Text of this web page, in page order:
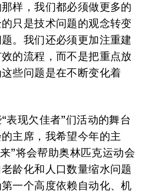
样，我们都必须做更多的
只是技术问题的观念转变
。我们还必须更加注重建
的流程，而不是把重点放
些问题是在不断变化着
表现欠佳者”们活动的舞台
主席，我希望今年的主
”将会帮助奥林匹克运动会
龄化和人口数量缩水问题
一个高度依赖自动化、机